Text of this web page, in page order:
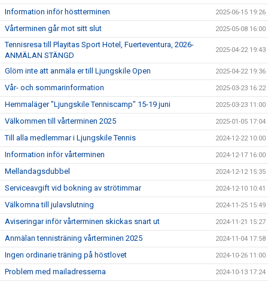
Information inför höstterminen 2025-06-15 19:26
Vårterminen går mot sitt slut 2025-05-08 16:00
Tennisresa till Playitas Sport Hotel, Fuerteventura, 2026-
ANMÄLAN STÄNGD
2025-04-22 19:43
Glöm inte att anmäla er till Ljungskile Open 2025-04-22 19:36
Vår- och sommarinformation 2025-03-23 16:22
Hemmaläger "Ljungskile Tenniscamp" 15-19 juni 2025-03-23 11:00
Välkommen till vårterminen 2025 2025-01-05 17:04
Till alla medlemmar i Ljungskile Tennis 2024-12-22 10:00
Information inför vårterminen 2024-12-17 16:00
Mellandagsdubbel 2024-12-12 15:35
Serviceavgift vid bokning av strötimmar 2024-12-10 10:41
Välkomna till julavslutning 2024-11-25 15:49
Aviseringar inför vårterminen skickas snart ut 2024-11-21 15:27
Anmälan tennisträning vårterminen 2025 2024-11-04 17:58
Ingen ordinarie träning på höstlovet 2024-10-26 11:00
Problem med mailadresserna 2024-10-13 17:24